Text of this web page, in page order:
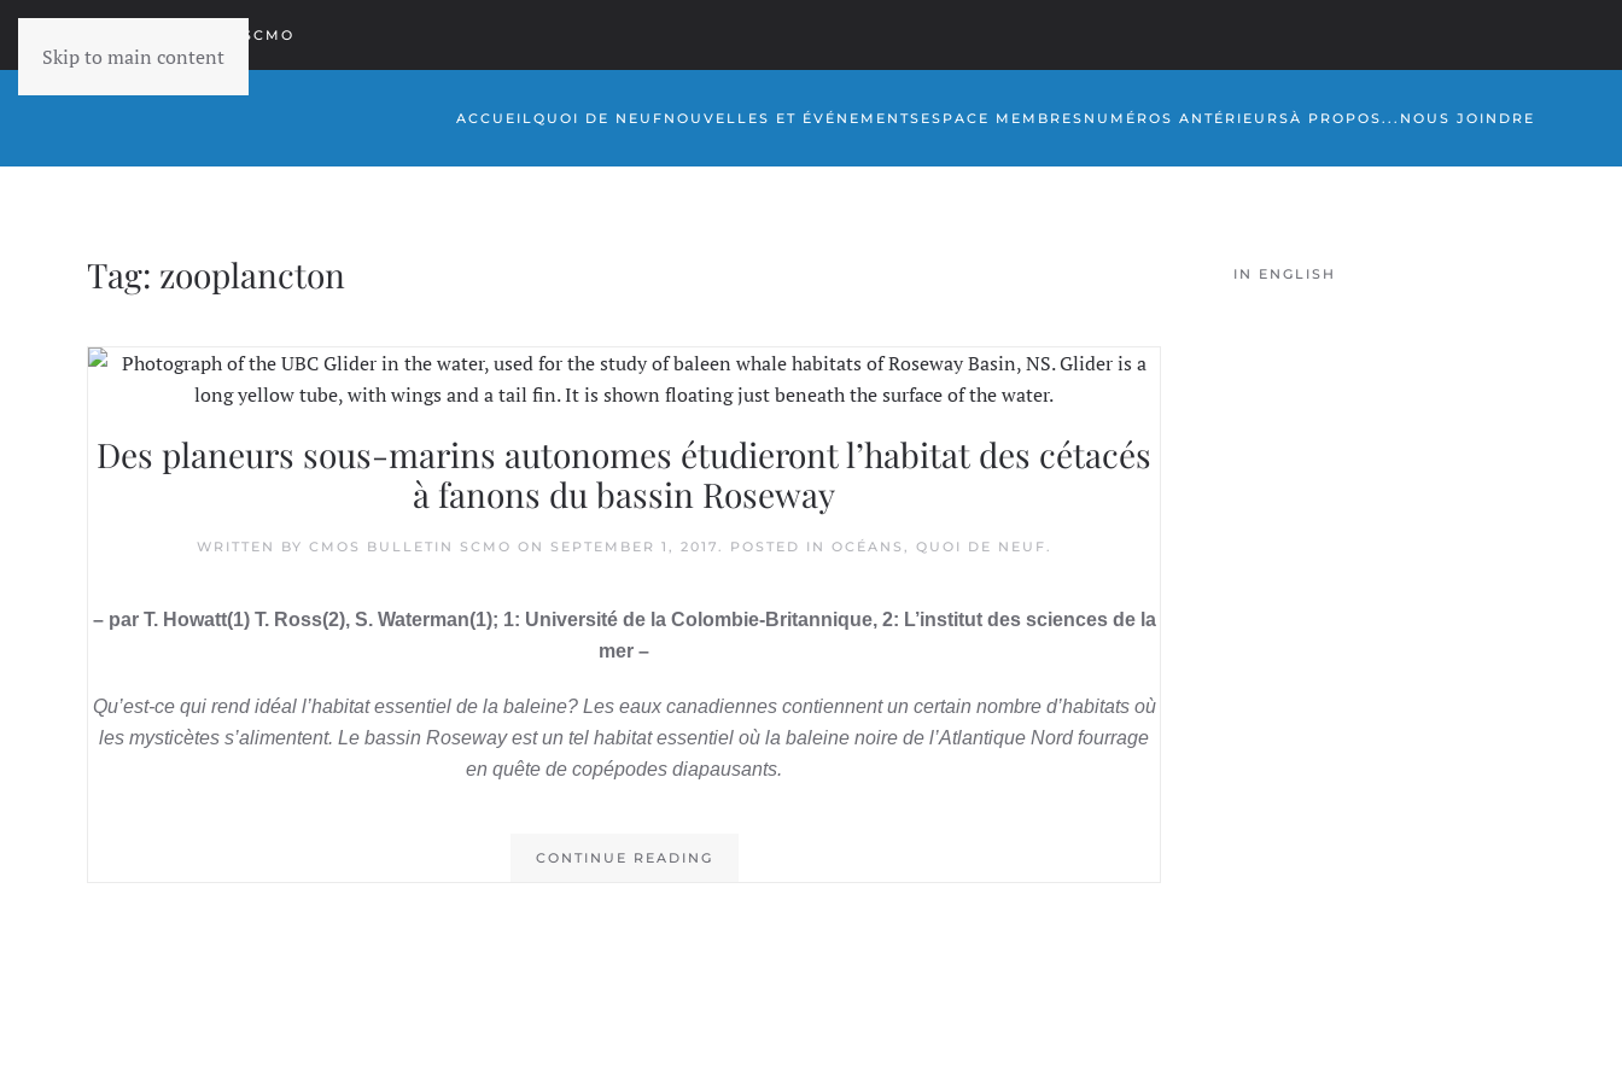
Skip to main content
RETOURNER À SCMO
ACCUEIL QUOI DE NEUF NOUVELLES ET ÉVÉNEMENTS ESPACE MEMBRES NUMÉROS ANTÉRIEURSÀ PROPOS... NOUS JOINDRE
Tag: zooplancton
Des planeurs sous-marins autonomes étudieront l’habitat des cétacés
à fanons du bassin Roseway
WRITTEN BY CMOS BULLETIN SCMO ON SEPTEMBER 1, 2017. POSTED IN OCÉANS , QUOI DE NEUF.
– par T. Howatt(1) T. Ross(2), S. Waterman(1); 1: Université de la Colombie-Britannique, 2: L’institut des sciences de la
mer –
Qu’est-ce qui rend idéal l’habitat essentiel de la baleine? Les eaux canadiennes contiennent un certain nombre d’habitats où
les mysticètes s’alimentent. Le bassin Roseway est un tel habitat essentiel où la baleine noire de l’Atlantique Nord fourrage
en quête de copépodes diapausants.
CONTINUE READING
IN ENGLISH